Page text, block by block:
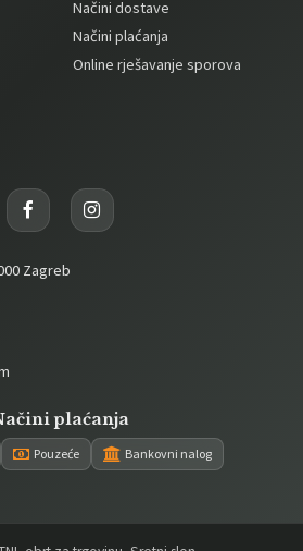
Načini dostave
Načini plaćanja
Online rješavanje sporova
Zagreb
plaćanja
Pouzeće Bankovni nalog